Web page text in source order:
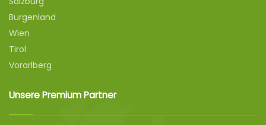
Burgenland
Wien
Tirol
Vorarlberg
Unsere Premium Partner